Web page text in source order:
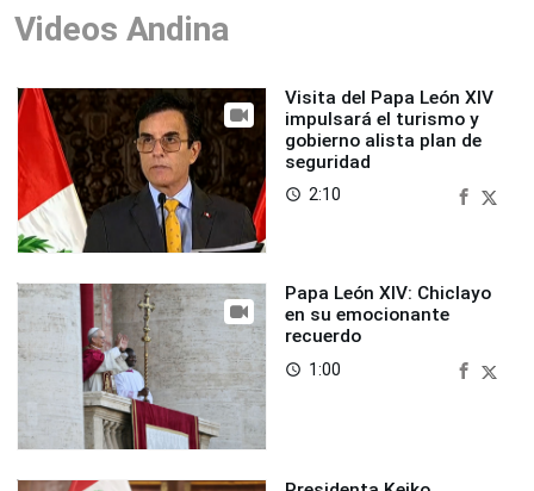
Videos Andina
Visita del Papa León XIV
impulsará el turismo y
gobierno alista plan de
seguridad
access_time 2:10
Papa León XIV: Chiclayo
en su emocionante
recuerdo
access_time 1:00